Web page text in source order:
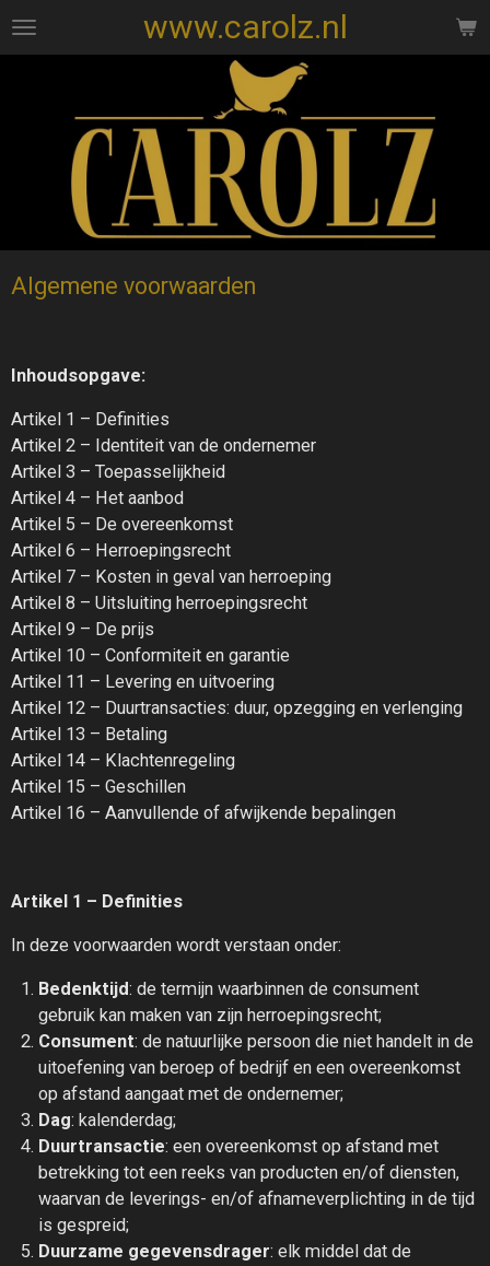
Ga
hoofdinhoud
www.carolz.nl
Algemene voorwaarden
Inhoudsopgave:
Artikel 1 – Definities
Artikel 2 – Identiteit van de ondernemer
Artikel 3 – Toepasselijkheid
Artikel 4 – Het aanbod
Artikel 5 – De overeenkomst
Artikel 6 – Herroepingsrecht
Artikel 7 – Kosten in geval van herroeping
Artikel 8 – Uitsluiting herroepingsrecht
Artikel 9 – De prijs
Artikel 10 – Conformiteit en garantie
Artikel 11 – Levering en uitvoering
Artikel 12 – Duurtransacties: duur, opzegging en verlenging
Artikel 13 – Betaling
Artikel 14 – Klachtenregeling
Artikel 15 – Geschillen
Artikel 16 – Aanvullende of afwijkende bepalingen
Artikel 1 – Definities
In deze voorwaarden wordt verstaan onder:
Bedenktijd: de termijn waarbinnen de consument
gebruik kan maken van zijn herroepingsrecht;
Consument: de natuurlijke persoon die niet handelt in de
uitoefening van beroep of bedrijf en een overeenkomst
op afstand aangaat met de ondernemer;
Dag: kalenderdag;
Duurtransactie: een overeenkomst op afstand met
betrekking tot een reeks van producten en/of diensten,
waarvan de leverings- en/of afnameverplichting in de tijd
is gespreid;
Duurzame gegevensdrager: elk middel dat de